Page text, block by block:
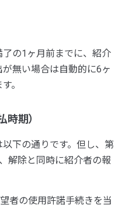
の1ヶ月前までに、紹介
無い場合は自動的に6ヶ
。
時期）
下の通りです。但し、第
解除と同時に紹介者の報
者の使用許諾手続きを当